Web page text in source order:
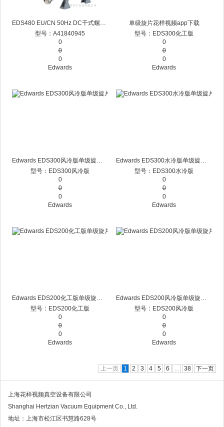
EDS480 EU/CN 50Hz DC干式螺杆花样视频app下载
型号：A41840945
0
0
0
Edwards
单级旋片花样视频app下载
型号：EDS300化工版
0
0
0
Edwards
Edwards EDS300风冷版单级旋片花样视频app下载
型号：EDS300风冷版
0
0
0
Edwards
Edwards EDS300水冷版单级旋片花样视频app下载
型号：EDS300水冷版
0
0
0
Edwards
Edwards EDS200化工版单级旋片花样视频app下载
型号：EDS200化工版
0
0
0
Edwards
Edwards EDS200风冷版单级旋片花样视频app下载
型号：EDS200风冷版
0
0
0
Edwards
上一页 1 2 3 4 5 6 ... 38 下一页
上海花样视频真空设备有限公司
Shanghai Hertzian Vacuum Equipment Co., Ltd.
地址：上海市松江区书慧路628号